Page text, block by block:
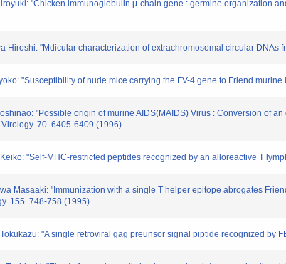
"Chicken immunoglobulin μ-chain gene : germine organization
Hiroshi: "Mdicular characterization of extrachromosomal circular
"Susceptibility of nude mice carrying the FV-4 gene to Friend
"Possible origin of murine AIDS(MAIDS) Virus : Conversion of
70. 6405-6409 (1996)
"Self-MHC-restricted peptides recognized by an alloreactive T
Masaaki: "Immunization with a single T helper epitope abrogates
155. 748-758 (1995)
"A single retroviral gag preunsor signal piptide recognized by